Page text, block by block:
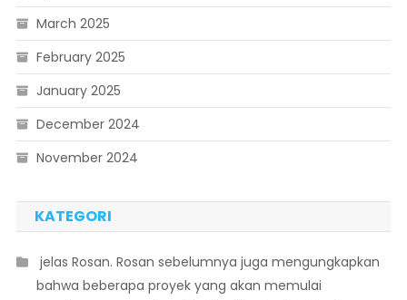
March 2025
February 2025
January 2025
December 2024
November 2024
KATEGORI
 jelas Rosan. Rosan sebelumnya juga mengungkapkan
bahwa beberapa proyek yang akan memulai